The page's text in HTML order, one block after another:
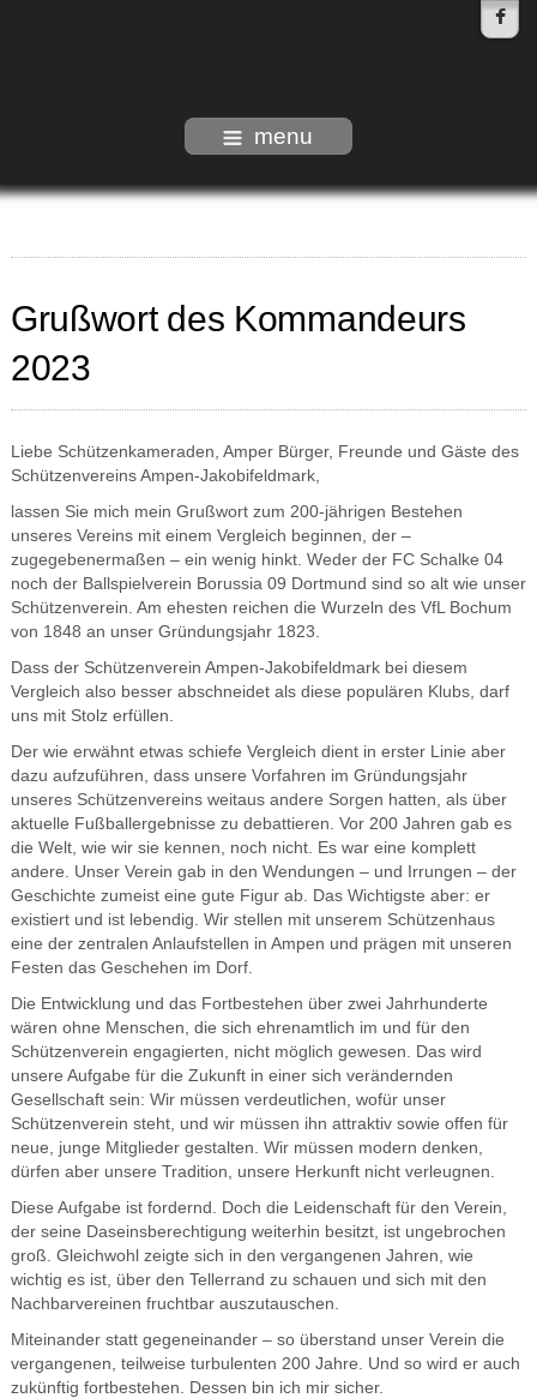
menu
Grußwort des Kommandeurs
2023
Liebe Schützenkameraden, Amper Bürger, Freunde und Gäste des
Schützenvereins Ampen-Jakobifeldmark,
lassen Sie mich mein Grußwort zum 200-jährigen Bestehen
unseres Vereins mit einem Vergleich beginnen, der –
zugegebenermaßen – ein wenig hinkt. Weder der FC Schalke 04
noch der Ballspielverein Borussia 09 Dortmund sind so alt wie unser
Schützenverein. Am ehesten reichen die Wurzeln des VfL Bochum
von 1848 an unser Gründungsjahr 1823.
Dass der Schützenverein Ampen-Jakobifeldmark bei diesem
Vergleich also besser abschneidet als diese populären Klubs, darf
uns mit Stolz erfüllen.
Der wie erwähnt etwas schiefe Vergleich dient in erster Linie aber
dazu aufzuführen, dass unsere Vorfahren im Gründungsjahr
unseres Schützenvereins weitaus andere Sorgen hatten, als über
aktuelle Fußballergebnisse zu debattieren. Vor 200 Jahren gab es
die Welt, wie wir sie kennen, noch nicht. Es war eine komplett
andere. Unser Verein gab in den Wendungen – und Irrungen – der
Geschichte zumeist eine gute Figur ab. Das Wichtigste aber: er
existiert und ist lebendig. Wir stellen mit unserem Schützenhaus
eine der zentralen Anlaufstellen in Ampen und prägen mit unseren
Festen das Geschehen im Dorf.
Die Entwicklung und das Fortbestehen über zwei Jahrhunderte
wären ohne Menschen, die sich ehrenamtlich im und für den
Schützenverein engagierten, nicht möglich gewesen. Das wird
unsere Aufgabe für die Zukunft in einer sich verändernden
Gesellschaft sein: Wir müssen verdeutlichen, wofür unser
Schützenverein steht, und wir müssen ihn attraktiv sowie offen für
neue, junge Mitglieder gestalten. Wir müssen modern denken,
dürfen aber unsere Tradition, unsere Herkunft nicht verleugnen.
Diese Aufgabe ist fordernd. Doch die Leidenschaft für den Verein,
der seine Daseinsberechtigung weiterhin besitzt, ist ungebrochen
groß. Gleichwohl zeigte sich in den vergangenen Jahren, wie
wichtig es ist, über den Tellerrand zu schauen und sich mit den
Nachbarvereinen fruchtbar auszutauschen.
Miteinander statt gegeneinander – so überstand unser Verein die
vergangenen, teilweise turbulenten 200 Jahre. Und so wird er auch
zukünftig fortbestehen. Dessen bin ich mir sicher.